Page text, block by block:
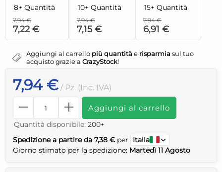
8+ Quantità
7,94 €
7,22 €
10+ Quantità
7,94 €
7,15 €
15+ Quantità
7,94 €
6,91 €
Aggiungi al carrello più quantità e risparmia sul tuo
acquisto grazie a CrazyStock!
7,94 € / Pz. (Inc. IVA)
Aggiungi al carrello
Quantità disponibile: 200+
Spedizione a partire da 7,38 € per
Italia
Giorno stimato per la spedizione: Martedì 11 Agosto